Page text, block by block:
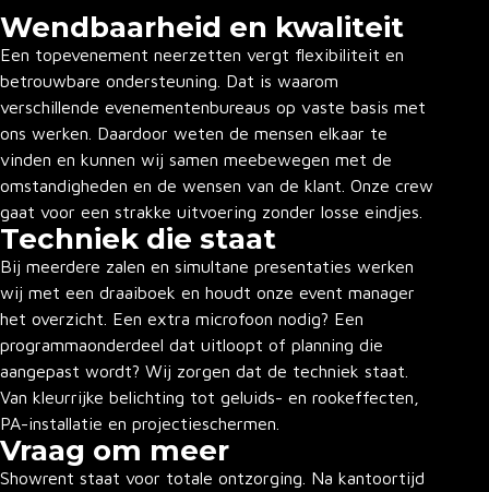
Wendbaarheid en kwaliteit
Een topevenement neerzetten vergt flexibiliteit en
betrouwbare ondersteuning. Dat is waarom
verschillende evenementenbureaus op vaste basis met
ons werken. Daardoor weten de mensen elkaar te
vinden en kunnen wij samen meebewegen met de
omstandigheden en de wensen van de klant. Onze crew
gaat voor een strakke uitvoering zonder losse eindjes.
Techniek die staat
Bij meerdere zalen en simultane presentaties werken
wij met een draaiboek en houdt onze event manager
het overzicht. Een extra microfoon nodig? Een
programmaonderdeel dat uitloopt of planning die
aangepast wordt? Wij zorgen dat de techniek staat.
Van kleurrijke belichting tot geluids- en rookeffecten,
PA-installatie en projectieschermen.
Vraag om meer
Showrent staat voor totale ontzorging. Na kantoortijd